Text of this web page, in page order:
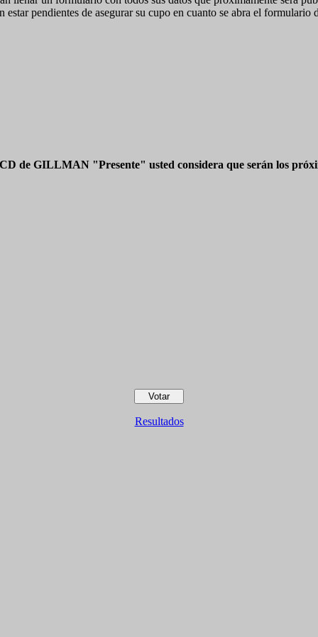
pendientes de asegurar su cupo en cuanto se abra el formulario
de GILLMAN "Presente" usted considera que serán los
Resultados